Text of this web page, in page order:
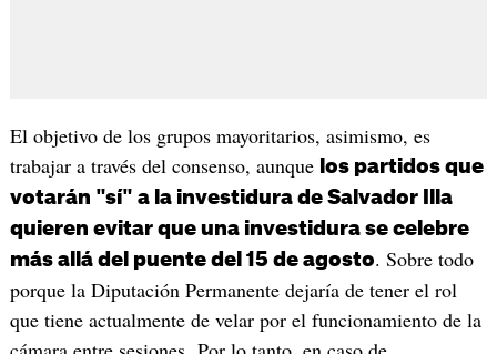
El objetivo de los grupos mayoritarios, asimismo, es
trabajar a través del consenso, aunque los partidos que
votarán "sí" a la investidura de Salvador Illa
quieren evitar que una investidura se celebre
más allá del puente del 15 de agosto. Sobre todo
porque la Diputación Permanente dejaría de tener el rol
que tiene actualmente de velar por el funcionamiento de la